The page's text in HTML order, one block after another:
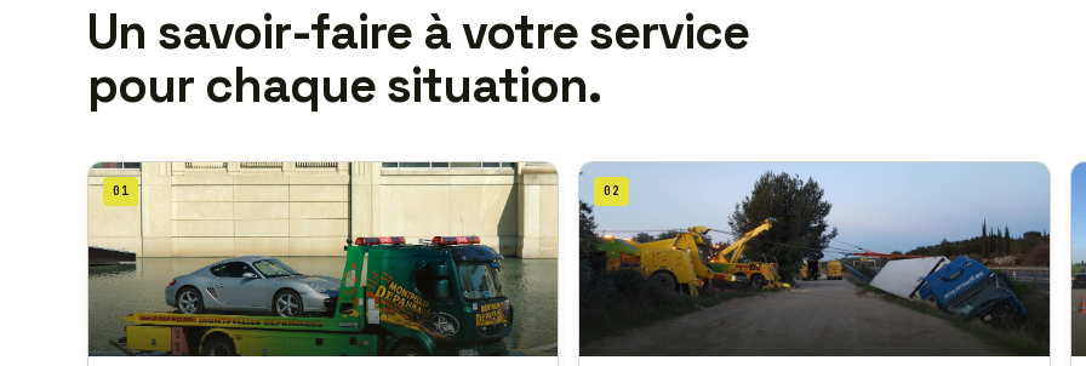
Un savoir-faire à votre service
pour chaque situation.
01 02